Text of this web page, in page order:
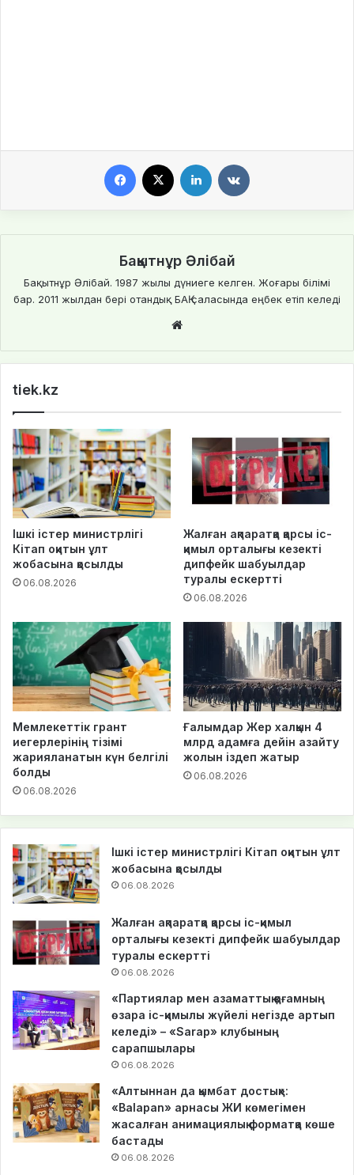
Бақытнұр Әлібай
Бақытнұр Әлібай. 1987 жылы дүниеге келген. Жоғары білімі
бар. 2011 жылдан бері отандық БАҚ саласында еңбек етіп келеді
te
tiek.kz
Ішкі істер министрлігі
Кітап оқитын ұлт
жобасына қосылды
06.08.2026
Жалған ақпаратқа қарсы іс-
қимыл орталығы кезекті
дипфейк шабуылдар
туралы ескертті
06.08.2026
Мемлекеттік грант
иегерлерінің тізімі
жарияланатын күн белгілі
болды
06.08.2026
Ғалымдар Жер халқын 4
млрд адамға дейін азайту
жолын іздеп жатыр
06.08.2026
Ішкі істер министрлігі Кітап оқитын ұлт
жобасына қосылды
06.08.2026
Жалған ақпаратқа қарсы іс-қимыл
орталығы кезекті дипфейк шабуылдар
туралы ескертті
06.08.2026
«Партиялар мен азаматтық қоғамның
өзара іс-қимылы жүйелі негізде артып
келеді» – «Sarap» клубының
сарапшылары
06.08.2026
«Алтыннан да қымбат достық»:
«Balapan» арнасы ЖИ көмегімен
жасалған анимациялық форматқа көше
бастады
06.08.2026